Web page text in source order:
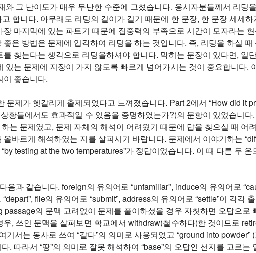
와 그 난이도가 매우 무난한 수준에 그쳤습니다. 응시자분들께서 리딩
합니다. 아무래도 리딩의 길이가 길기 때문에 한 문장, 한 문장 세세
마지막에 있는 파트기 때문에 집중력의 부족으로 시간이 모자라는
은 방법은 문제에 입각하여 리딩을 하는 것입니다. 즉, 리딩을 하실
찾는다는 생각으로 리딩을하셔야 합니다. 막히는 문장이 있다면, 일
있는 문제에 지장이 가지 않도록 빠르게 넘어가시는 것이 중요합니다.
이 좋습니다.
문제가 헷갈리게 출제되었다고 느껴졌습니다. Part 2에서 “How did it
황들에서도 효과적일 수 있음을 증명하였는가?)의 문항이 있었습니다.
는 문제였고, 문제 자체의 해석이 어려웠기 때문에 답을 찾으실 때 어
바르게 해석하였는 지를 살피시기 바랍니다. 문제에서 이야기하는
testing at the two temperatures”가 정답이었습니다. 이 때 다른 두
음과 같습니다. foreign의 유의어로 “unfamiliar”, induce의 유의어로
file의 유의어로 “submit”, address의 유의어로 “settle”이 각각
passage의 문맥 고려없이 문제를 풀이하셨을 경우 자칫하면 오답으로
, 쓰인 문맥을 살펴보면 학교에서 withdraw(철수하다)한 것이므로
기서는 동사로 쓰여 “갈다”의 의미로 사용되었고 “ground into powder”
. 따라서 “땅”의 의미로 잘못 해석하여 “base”의 오답인 선지를 고르